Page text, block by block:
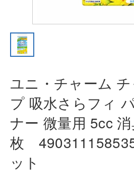
ユニ・チャーム
プ 吸水さらフィ
ナー 微量用 5cc
枚 49031115
ット